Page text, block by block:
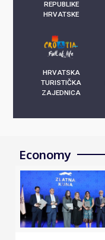
REPUBLIKE
HRVATSKE
HRVATSKA
TURISTIČKA
ZAJEDNICA
Economy